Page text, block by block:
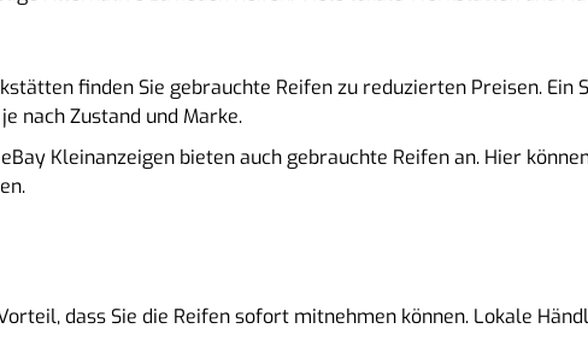
finden Sie gebrauchte Reifen zu reduzierten Preisen. Ein
nach Zustand und Marke.
Kleinanzeigen bieten auch gebrauchte Reifen an. Hier
dass Sie die Reifen sofort mitnehmen können. Lokale